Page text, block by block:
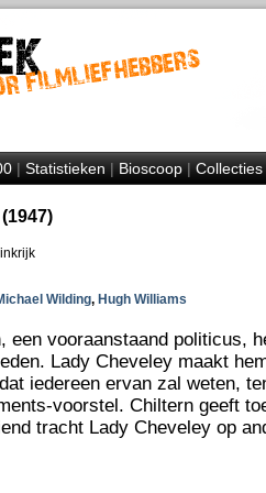
|Statistieken|Bioscoop|Collecties
Wilding, Hugh Williams
een vooraanstaand politicus,
Lady Cheveley maakt
iedereen ervan zal weten,
voorstel. Chiltern geeft
tracht Lady Cheveley op